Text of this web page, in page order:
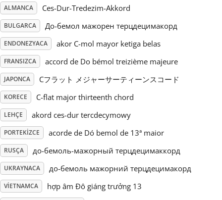
Svenska
Tiếng Việt
Türkçe
简体中文
繁體中文
ALMANCA Ces-Dur-Tredezim-Akkord
BULGARCA До-бемол мажорен терцдецимакорд
ENDONEZYACA akor C-mol mayor ketiga belas
FRANSIZCA accord de Do bémol treizième majeure
JAPONCA Cフラット メジャーサーティーンスコード
KORECE C-flat major thirteenth chord
LEHÇE akord ces-dur tercdecymowy
PORTEKIZCE acorde de Dó bemol de 13ª maior
RUSÇA до-бемоль-мажорный терцдецимаккорд
UKRAYNACA до-бемоль мажорний терцдецимакорд
VIETNAMCA hợp âm Đô giáng trưởng 13